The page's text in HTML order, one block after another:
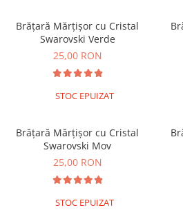
Coliere Transparente cu Stea
Coliere Transparente cu Soare
Coliere Transparente cu Semilună
Coliere Transparente cu Zodii
Coliere Transparente cu Perle
Coliere Transparente cu Flori
Coliere Transparente cu Animale
Coliere Transparente cu Molecule
Coliere Transparente cu Pietre
Brățări elastice cu pietre
semiprețioase
LĂNȚIȘOARE ARGINT
Brățară Mărțișor cu Cristal
Swarovski Verde
25,00 RON
STOC EPUIZAT
Brățară Mărțișor cu Cristal
Swarovski Mov
25,00 RON
STOC EPUIZAT